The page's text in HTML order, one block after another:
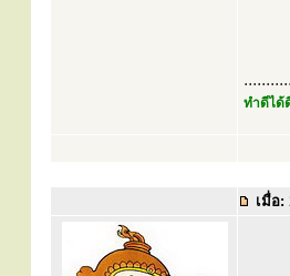
ทำดีได้
เมื่อ: